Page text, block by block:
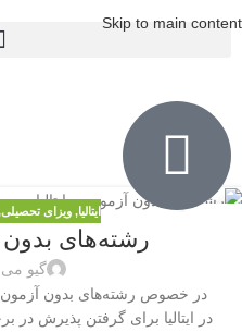
Skip to main content
ایتالیا,ویزای تحصیلی
رشته‌های بدون
گیو می
در خصوص رشته‌های بدون آزمون
در ایتالیا برای گرفتن پذیرش در